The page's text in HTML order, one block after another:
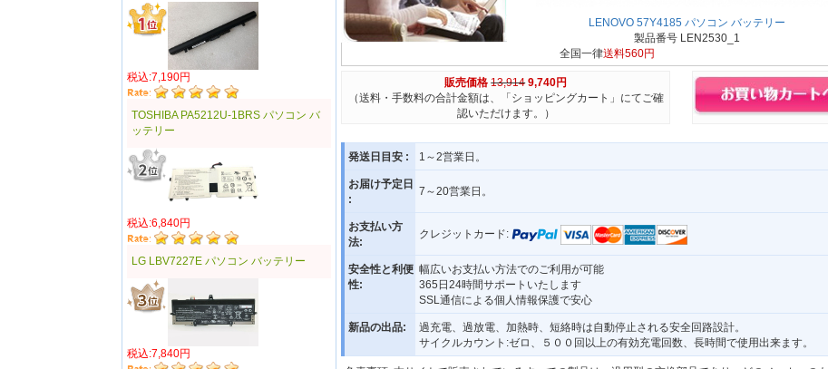
税込:7,190円
TOSHIBA PA5212U-1BRS パソコン バ
ッテリー
税込:6,840円
LG LBV7227E パソコン バッテリー
税込:7,840円
LENOVO 57Y4185 パソコン バッテリー
製品番号 LEN2530_1
全国一律送料560円
販売価格 13,914 9,740円
（送料・手数料の合計金額は、「ショッピングカート」にてご確
認いただけます。）
発送日目安 : 1～2営業日。
お届け予定日
:
7～20営業日。
お支払い方
法:
クレジットカード:
安全性と利便
性:
幅広いお支払い方法でのご利用が可能
365日24時間サポートいたします
SSL通信による個人情報保護で安心
新品の出品:
過充電、過放電、加熱時、短絡時は自動停止される安全回路設計。
サイクルカウント:ゼロ、５００回以上の有効充電回数、長時間で使用出来ます。